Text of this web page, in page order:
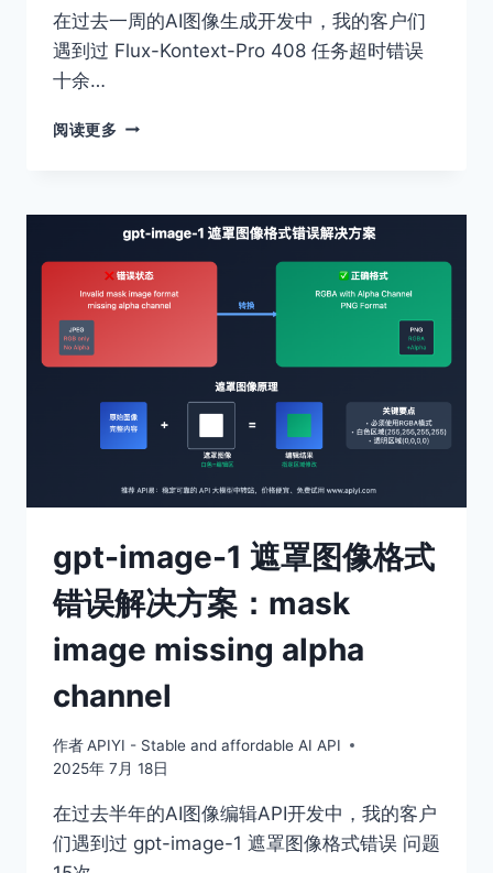
在过去一周的AI图像生成开发中，我的客户们
遇到过 Flux-Kontext-Pro 408 任务超时错误
十余…
阅读更多 FLUX-
错
误
解
决
方
超
时
问
完
指
南
gpt-image-1 遮罩图像格式
错误解决方案：mask
image missing alpha
channel
作者APIYI - Stable and affordable AI API
2025年 7月 18日
在过去半年的AI图像编辑API开发中，我的客户
们遇到过 gpt-image-1 遮罩图像格式错误 问题